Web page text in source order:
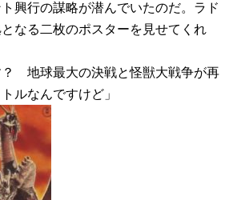
興行の謀略が潜んでいたのだ。ラド
なる二枚のポスターを見せてくれ
？ 地球最大の決戦と怪獣大戦争が再
ルなんですけど」